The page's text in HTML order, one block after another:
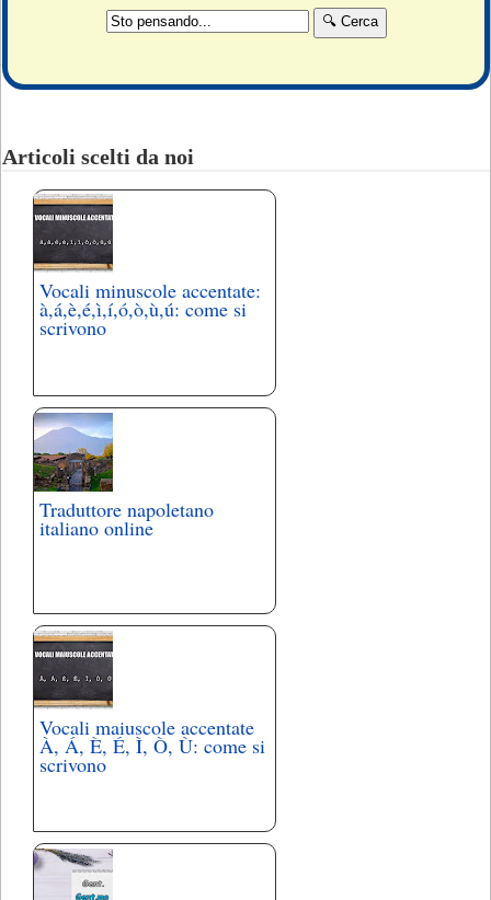
Articoli scelti da noi
Vocali minuscole accentate:
à,á,è,é,ì,í,ó,ò,ù,ú: come si
scrivono
Traduttore napoletano
italiano online
Vocali maiuscole accentate
À, Á, È, É, Ì, Ò, Ù: come si
scrivono